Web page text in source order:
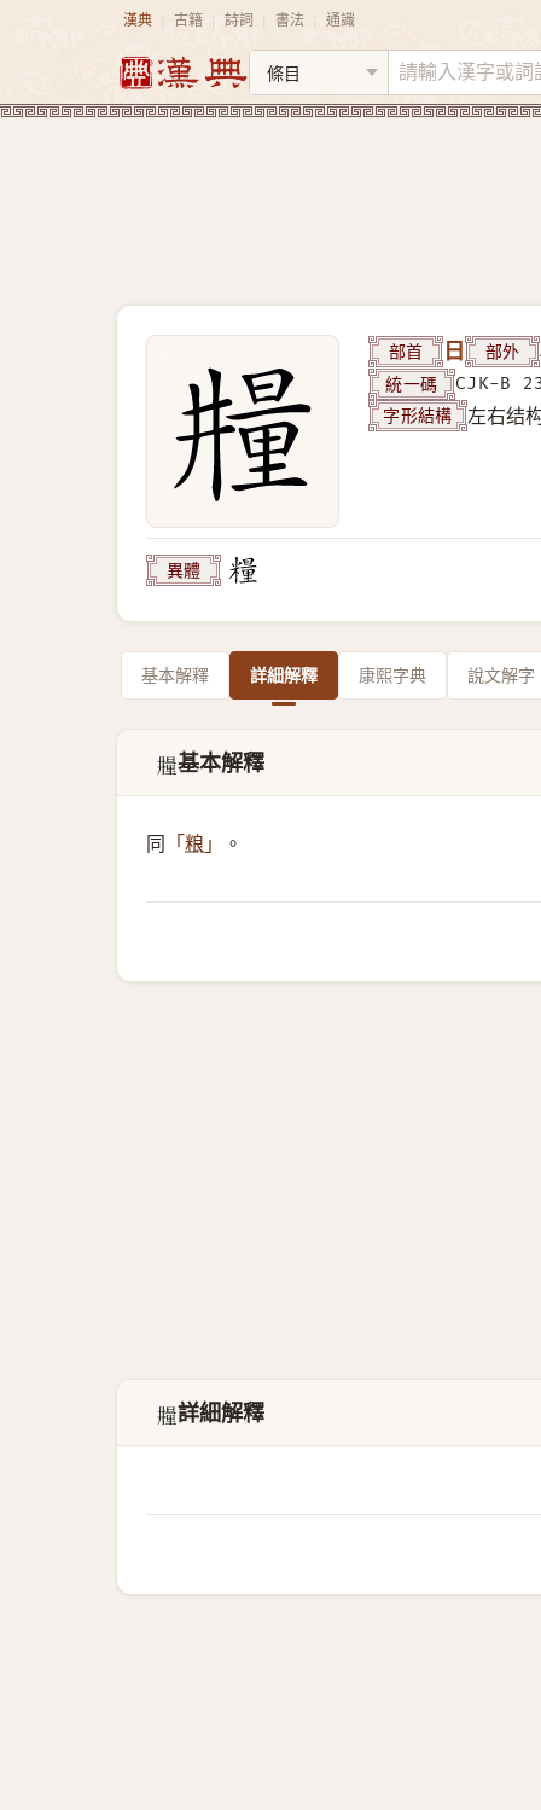
漢典 古籍 詩詞 書法 通識
部首 日 部外
統一碼 CJK-B
字形結構 左右结
異體
基本解釋 詳細解釋 康熙字典 說文解字
𣊼基本解釋
同 「 粮 」 。
𣊼詳細解釋